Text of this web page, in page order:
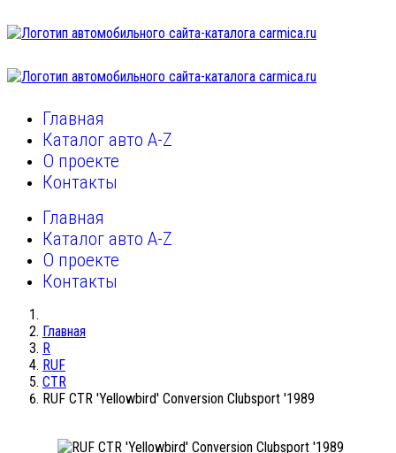
Главная
Каталог авто A-Z
О проекте
Контакты
Главная
Каталог авто A-Z
О проекте
Контакты
Главная
R
RUF
CTR
RUF CTR 'Yellowbird' Conversion Clubsport '1989